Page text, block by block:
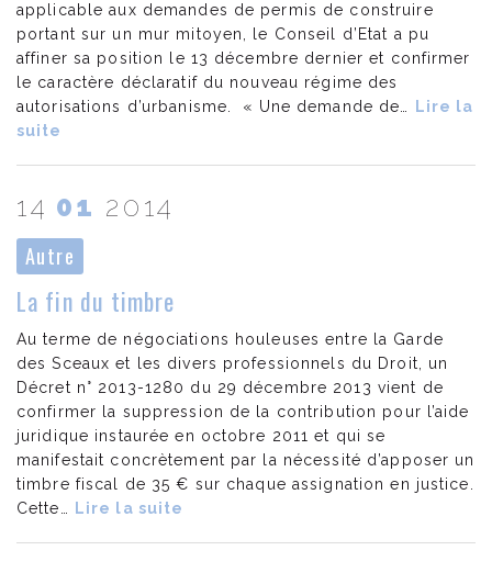
applicable aux demandes de permis de construire
portant sur un mur mitoyen, le Conseil d’Etat a pu
affiner sa position le 13 décembre dernier et confirmer
le caractère déclaratif du nouveau régime des
autorisations d’urbanisme. « Une demande de…
Lire la
suite
14 01 2014
Autre
La fin du timbre
Au terme de négociations houleuses entre la Garde
des Sceaux et les divers professionnels du Droit, un
Décret n° 2013-1280 du 29 décembre 2013 vient de
confirmer la suppression de la contribution pour l’aide
juridique instaurée en octobre 2011 et qui se
manifestait concrètement par la nécessité d’apposer un
timbre fiscal de 35 € sur chaque assignation en justice.
Cette…
Lire la suite